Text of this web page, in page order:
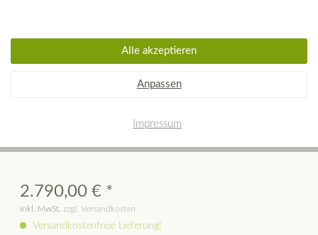
Dieser Artikel steht derzeit nicht zur Verfügung!
KEDDY Gusseisenkamin SK1002/
2.790,00 € *
inkl. MwSt. zzgl. Versandkosten
Versandkostenfreie Lieferung!
Anpassen
Alle akzeptieren
Impressum